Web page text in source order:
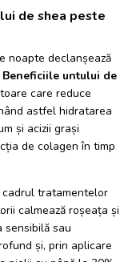
de shea peste
noapte declanșează
Beneficiile untului de
care reduce
astfel hidratarea
și acizii grași
de colagen în timp
cadrul tratamentelor
calmează roșeața și
sau
și, prin aplicare